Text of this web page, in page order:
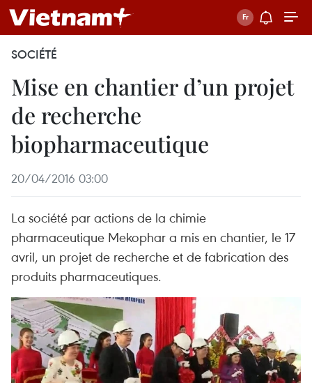
SOCIÉTÉ
Mise en chantier d’un projet
de recherche
biopharmaceutique
20/04/2016 03:00
La société par actions de la chimie
pharmaceutique Mekophar a mis en chantier, le 17
avril, un projet de recherche et de fabrication des
produits pharmaceutiques.